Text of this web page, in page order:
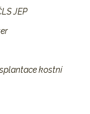
JEP
kostní